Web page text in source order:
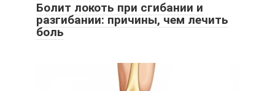
Болит локоть при сгибании и
разгибании: причины, чем лечить
боль